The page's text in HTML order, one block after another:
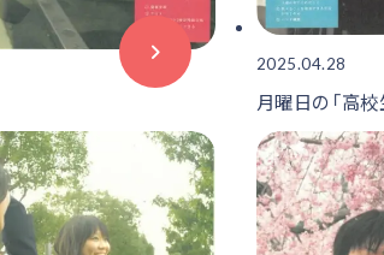
2025.04.28
月曜日の「高校